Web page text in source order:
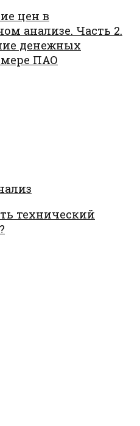
цен в
анализе. Часть 2.
денежных
ПАО
технический